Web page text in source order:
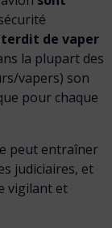
de vaper
la plupart des
vapers) son
pour chaque
peut entraîner
judiciaires, et
vigilant et